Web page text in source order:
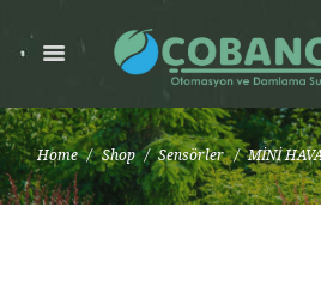
Home Shop Sensörler MİNİ